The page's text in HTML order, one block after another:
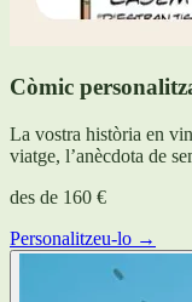
Còmic
La vostra història en
viatge, l’anècdota de
des de 160 €
Personalitzeu-lo →